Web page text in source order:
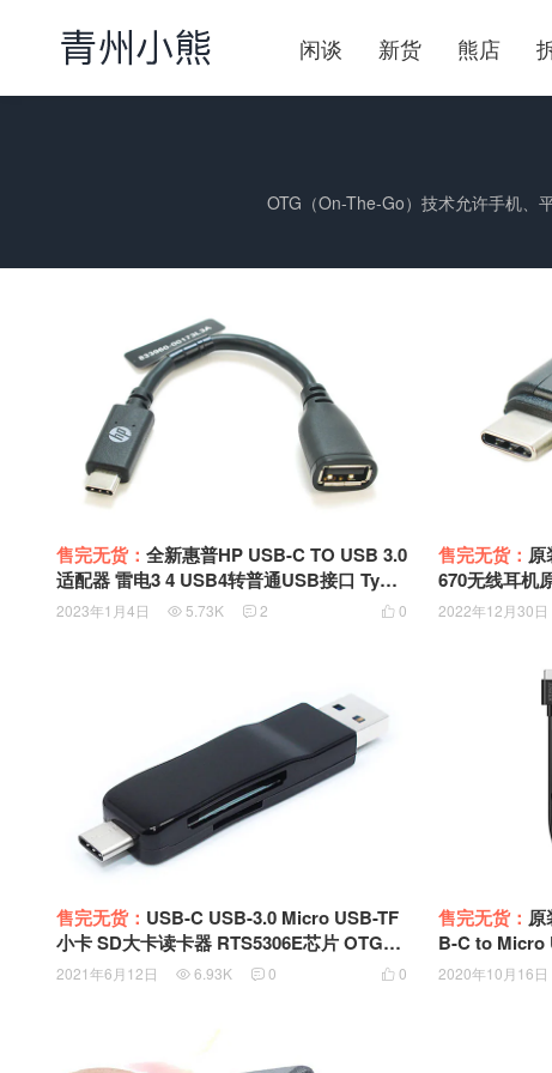
闲谈 新货 熊店
OTG（On-The-Go）技术允许手机、
售完无货： 全新惠普HP USB-C TO USB 3.0
适配器 雷电3 4 USB4转普通USB接口 Type-
C OTG 转接线 835880-001 833960-001
 0
2023年1月4日  5.73K  2
售完无货：
670无线耳机
-A 适配器
2022年12月30日
售完无货： USB-C USB-3.0 Micro USB-TF
小卡 SD大卡读卡器 RTS5306E芯片 OTG读
卡器
 0
2021年6月12日  6.93K  0
售完无货： 原
B-C to Micro
Dji 大疆遥控
2020年10月16日